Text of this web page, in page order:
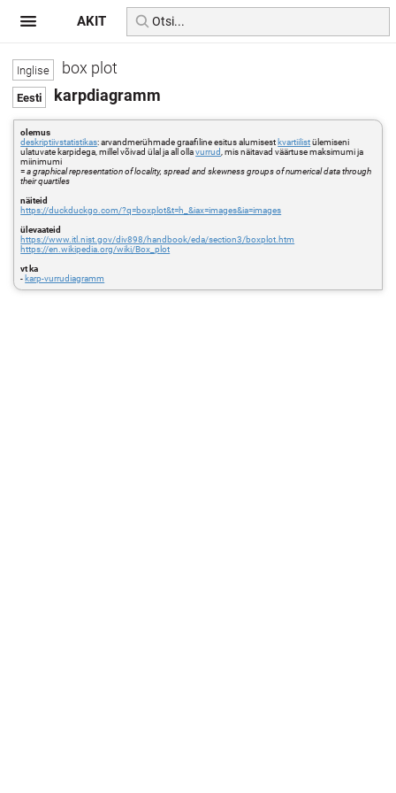
box plot
karpdiagramm
olemus
deskriptiivstatistikas: arvandmerühmade graafiline esitus alumisest kvartiilistülemiseni
ulatuvate karpidega, millel võivad ülal ja all ollavurrud , mis näitavad väärtuse maksimumi ja
miinimumi
=a graphical representation of locality, spread and skewness groups of numerical data through
their quartiles
näiteid
https://duckduckgo.com/?q=boxplot&t=h_&iax=images&ia=images
ülevaateid
https://www.itl.nist.gov/div898/handbook/eda/section3/boxplot.htm
https://en.wikipedia.org/wiki/Box_plot
vt ka
- karp-vurrudiagramm
AKIT